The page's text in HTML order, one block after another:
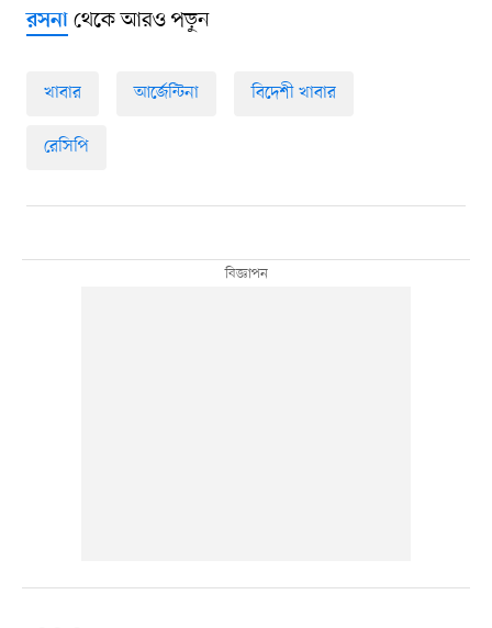
রসনাথেকে আরও পড়ুন
খাবার আর্জেন্টিনা বিদেশী খাবার
রেসিপি